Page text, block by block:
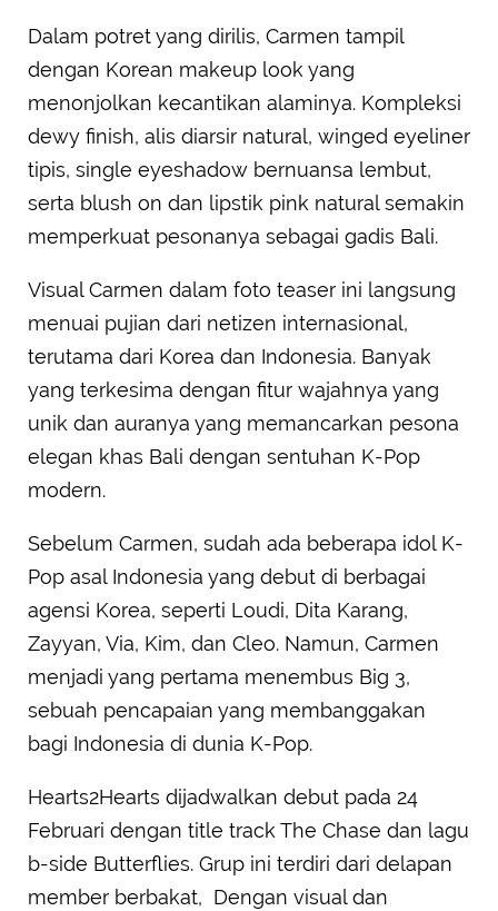
Dalam potret yang dirilis, Carmen tampil
dengan Korean makeup look yang
menonjolkan kecantikan alaminya. Kompleksi
dewy finish, alis diarsir natural, winged eyeliner
tipis, single eyeshadow bernuansa lembut,
serta blush on dan lipstik pink natural semakin
memperkuat pesonanya sebagai gadis Bali.
Visual Carmen dalam foto teaser ini langsung
menuai pujian dari netizen internasional,
terutama dari Korea dan Indonesia. Banyak
yang terkesima dengan fitur wajahnya yang
unik dan auranya yang memancarkan pesona
elegan khas Bali dengan sentuhan K-Pop
modern.
Sebelum Carmen, sudah ada beberapa idol K-
Pop asal Indonesia yang debut di berbagai
agensi Korea, seperti Loudi, Dita Karang,
Zayyan, Via, Kim, dan Cleo. Namun, Carmen
menjadi yang pertama menembus Big 3,
sebuah pencapaian yang membanggakan
bagi Indonesia di dunia K-Pop.
Hearts2Hearts dijadwalkan debut pada 24
Februari dengan title track The Chase dan lagu
b-side Butterflies. Grup ini terdiri dari delapan
member berbakat, Dengan visual dan